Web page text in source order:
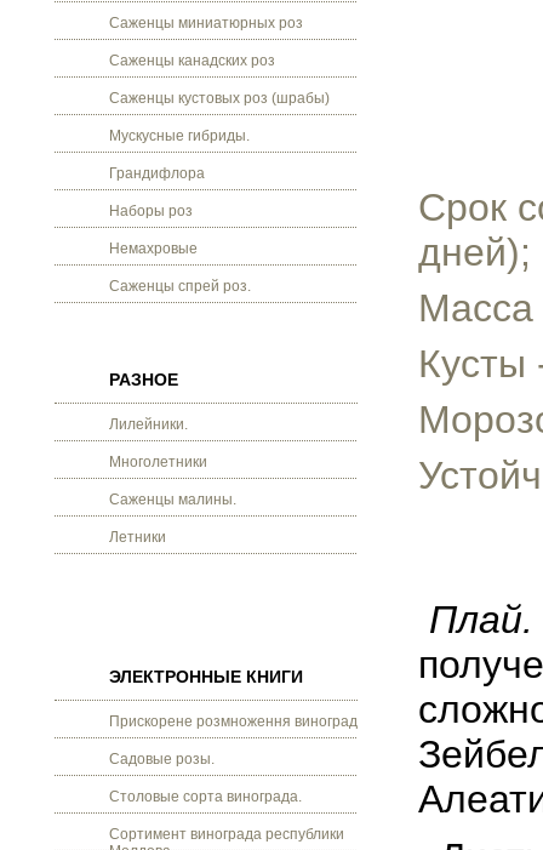
Саженцы миниатюрных роз
Саженцы канадских роз
Саженцы кустовых роз (шрабы)
Мускусные гибриды.
Грандифлора
Наборы роз
Немахровые
Саженцы спрей роз.
РАЗНОЕ
Лилейники.
Многолетники
Саженцы малины.
Летники
ЭЛЕКТРОННЫЕ КНИГИ
Прискорене розмноження винограду.
Садовые розы.
Столовые сорта винограда.
Сортимент винограда республики
Срок
дней);
Масса
Кусты
Плай.